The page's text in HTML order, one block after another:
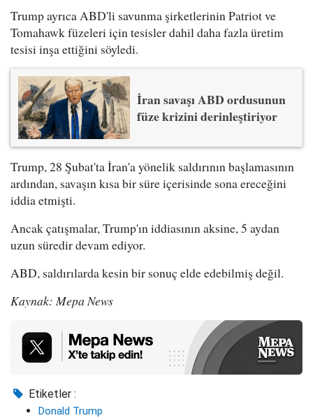
Trump ayrıca ABD'li savunma şirketlerinin Patriot ve
Tomahawk füzeleri için tesisler dahil daha fazla üretim
tesisi inşa ettiğini söyledi.
İran savaşı ABD ordusunun
füze krizini derinleştiriyor
Trump, 28 Şubat'ta İran'a yönelik saldırının başlamasının
ardından, savaşın kısa bir süre içerisinde sona ereceğini
iddia etmişti.
Ancak çatışmalar, Trump'ın iddiasının aksine, 5 aydan
uzun süredir devam ediyor.
ABD, saldırılarda kesin bir sonuç elde edebilmiş değil.
Kaynak: Mepa News
Etiketler :
Donald Trump